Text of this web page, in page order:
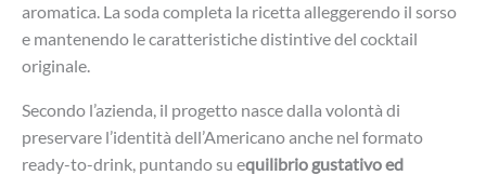
aromatica. La soda completa la ricetta alleggerendo il sorso
e mantenendo le caratteristiche distintive del cocktail
originale.
Secondo l’azienda, il progetto nasce dalla volontà di
preservare l’identità dell’Americano anche nel formato
ready-to-drink, puntando su equilibrio gustativo ed